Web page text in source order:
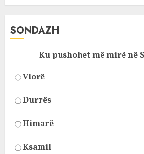
SONDAZH
Ku pushohet më mirë në
Vlorë
Durrës
Himarë
Ksamil